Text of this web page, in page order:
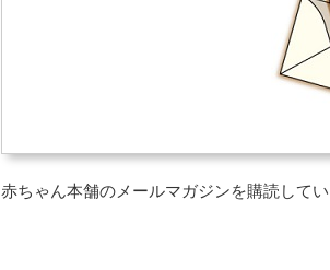
赤ちゃん本舗のメールマガジンを購読して